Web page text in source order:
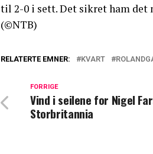
til 2-0 i sett. Det sikret ham det
(©NTB)
RELATERTE EMNER: KVART
FORRIGE
Vind i seilene for Nigel
Storbritannia